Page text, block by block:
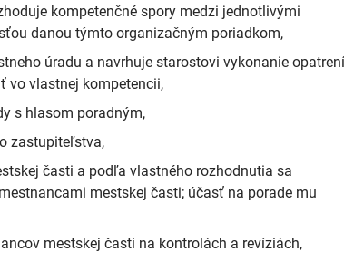
kompetenčné spory medzi jednotlivými
danou týmto organizačným poriadkom,
úradu a navrhuje starostovi vykonanie opatrení
vo vlastnej kompetencii,
s hlasom poradným,
zastupiteľstva,
časti a podľa vlastného rozhodnutia sa
mestskej časti; účasť na porade mu
mestskej časti na kontrolách a revíziách,